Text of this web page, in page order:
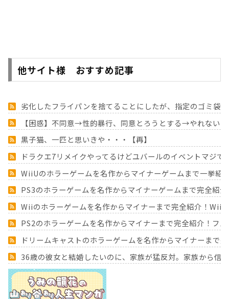
他サイト様 おすすめ記事
劣化したフライパンを捨てることにしたが、指定のゴミ袋
【困惑】不同意→性的暴行、同意とろうとする→やれない
黒子猫、一匹と思いきや・・・【再】
ドラクエ7リメイクやってるけどユバールのイベントマジで
WiiUのホラーゲームを名作からマイナーゲームまで一挙紹
PS3のホラーゲームを名作からマイナーゲームまで完全紹
Wiiのホラーゲームを名作からマイナーまで完全紹介！Wii
PS2のホラーゲームを名作からマイナーまで完全紹介！フ
ドリームキャストのホラーゲームを名作からマイナーまで
36歳の彼女と結婚したいのに、家族が猛反対。家族から信